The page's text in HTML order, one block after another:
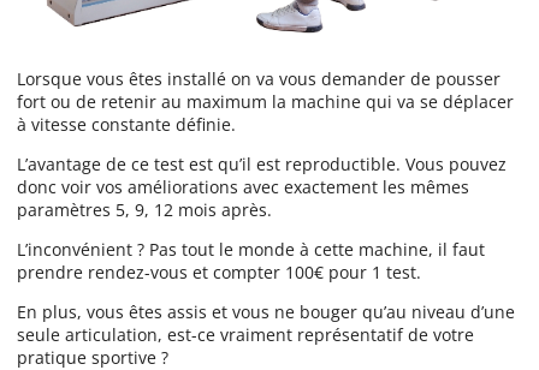
Lorsque vous êtes installé on va vous demander de pousser
fort ou de retenir au maximum la machine qui va se déplacer
à vitesse constante définie.
L’avantage de ce test est qu’il est reproductible. Vous pouvez
donc voir vos améliorations avec exactement les mêmes
paramètres 5, 9, 12 mois après.
L’inconvénient ? Pas tout le monde à cette machine, il faut
prendre rendez-vous et compter 100€ pour 1 test.
En plus, vous êtes assis et vous ne bouger qu’au niveau d’une
seule articulation, est-ce vraiment représentatif de votre
pratique sportive ?